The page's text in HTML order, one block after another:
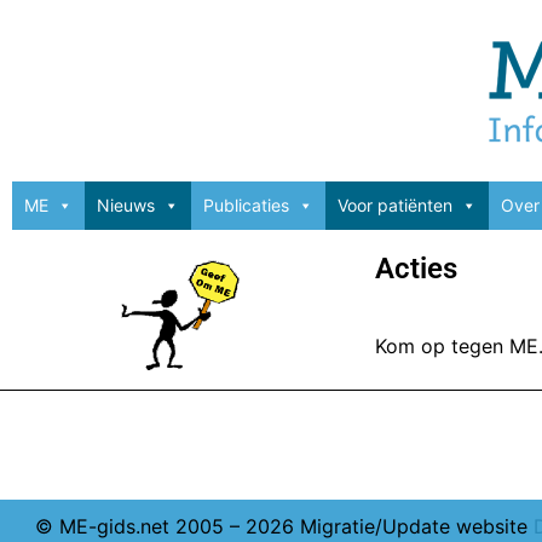
ME Nieuws Publicaties Voor patiënten
Acties
Kom op tegen
© ME-gids.net 2005 – 2026 Migratie/Update website